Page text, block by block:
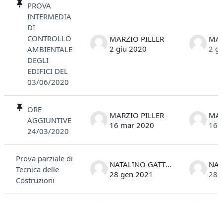
PROVA
INTERMEDIA
DI
CONTROLLO
AMBIENTALE
DEGLI
EDIFICI DEL
03/06/2020
MARZIO PILLER
2 giu 2020
2
ORE
AGGIUNTIVE
24/03/2020
MARZIO PILLER
16 mar 2020
16
Prova parziale di
Tecnica delle
Costruzioni
NATALINO GATTESCO
28 gen 2021
28